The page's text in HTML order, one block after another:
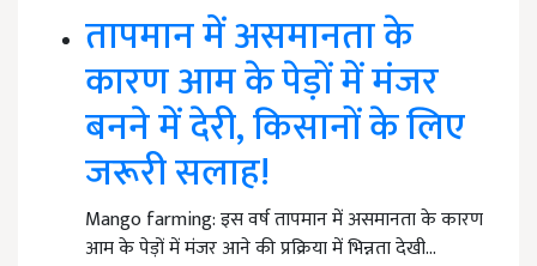
तापमान में असमानता के
कारण आम के पेड़ों में मंजर
बनने में देरी, किसानों के लिए
जरूरी सलाह!
Mango farming: इस वर्ष तापमान में असमानता के कारण
आम के पेड़ों में मंजर आने की प्रक्रिया में भिन्नता देखी…